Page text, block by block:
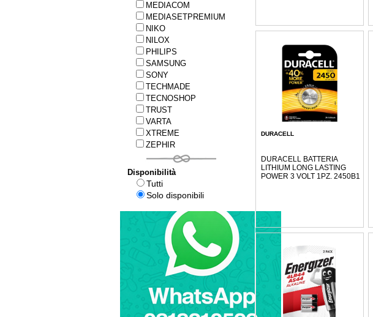
MEDIACOM
MEDIASETPREMIUM
NIKO
NILOX
PHILIPS
SAMSUNG
SONY
TECHMADE
TECNOSHOP
TRUST
VARTA
XTREME
ZEPHIR
Disponibilità
Tutti
Solo disponibili
DURACELL
DURACELL BATTERIA
LITHIUM LONG LASTING
POWER 3 VOLT 1PZ. 2450B1